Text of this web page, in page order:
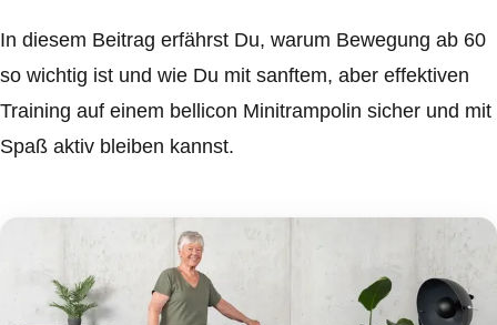
In diesem Beitrag erfährst Du, warum Bewegung ab 60
so wichtig ist und wie Du mit sanftem, aber effektiven
Training auf einem bellicon Minitrampolin sicher und mit
Spaß aktiv bleiben kannst.